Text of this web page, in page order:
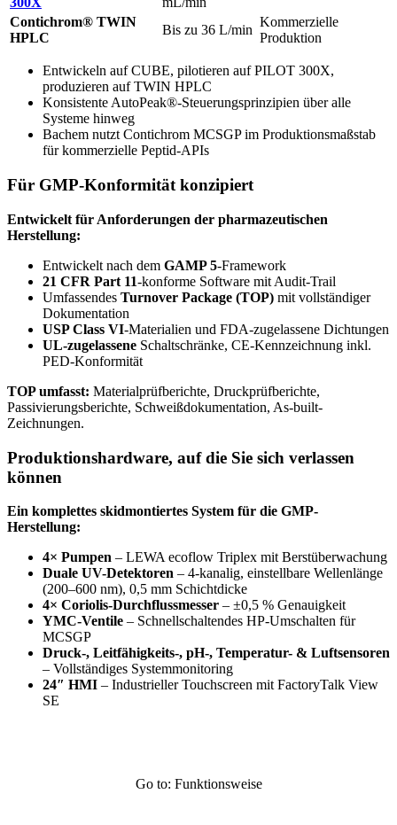
Contichrom® TWIN
HPLC
Bis zu 36 L/min
Kommerzielle
Produktion
Entwickeln auf CUBE, pilotieren auf PILOT 300X,
produzieren auf TWIN HPLC
Konsistente AutoPeak®-Steuerungsprinzipien über alle
Systeme hinweg
Bachem nutzt Contichrom MCSGP im Produktionsmaßstab
für kommerzielle Peptid-APIs
Für GMP-Konformität konzipiert
Entwickelt für Anforderungen der pharmazeutischen
Herstellung:
Entwickelt nach dem GAMP 5-Framework
21 CFR Part 11-konforme Software mit Audit-Trail
Umfassendes Turnover Package (TOP) mit vollständiger
Dokumentation
USP Class VI-Materialien und FDA-zugelassene Dichtungen
UL-zugelassene Schaltschränke, CE-Kennzeichnung inkl.
PED-Konformität
TOP umfasst: Materialprüfberichte, Druckprüfberichte,
Passivierungsberichte, Schweißdokumentation, As-built-
Zeichnungen.
Produktionshardware, auf die Sie sich verlassen
können
Ein komplettes skidmontiertes System für die GMP-
Herstellung:
4× Pumpen – LEWA ecoflow Triplex mit Berstüberwachung
Duale UV-Detektoren – 4-kanalig, einstellbare Wellenlänge
(200–600 nm), 0,5 mm Schichtdicke
4× Coriolis-Durchflussmesser – ±0,5 % Genauigkeit
YMC-Ventile – Schnellschaltendes HP-Umschalten für
MCSGP
Druck-, Leitfähigkeits-, pH-, Temperatur- & Luftsensoren
– Vollständiges Systemmonitoring
24″ HMI – Industrieller Touchscreen mit FactoryTalk View
SE
Go to: Funktionsweise